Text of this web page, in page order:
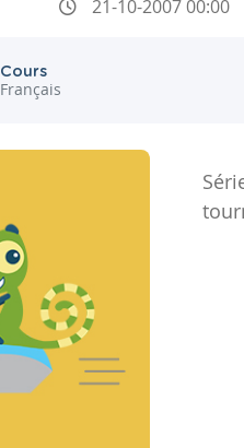
21-10-2007 00:00
Cours
Français